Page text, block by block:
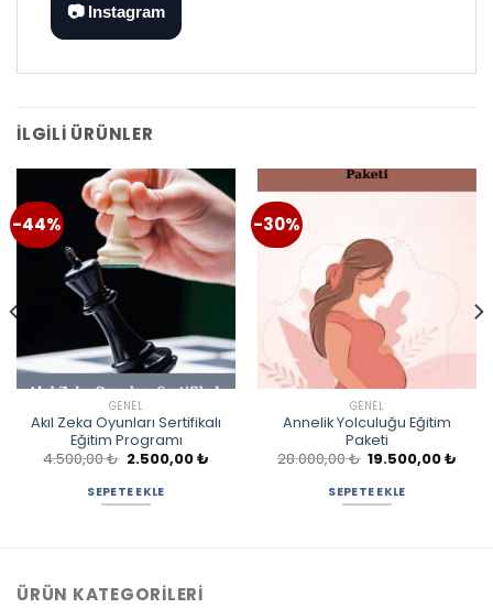
📷 Instagram
İLGILI ÜRÜNLER
-44%
GENEL
Akıl Zeka Oyunları Sertifikalı
Eğitim Programı
4.500,00₺ Orijinal
4.500,00 ₺.
2.500,00₺Şu
SEPETE EKLE
-30%
GENEL
Annelik Yolculuğu Eğitim
Paketi
28.000,00₺ Orijinal
28.000,00 ₺.
19.500,00₺
SEPETE EKLE
ÜRÜN KATEGORILERI